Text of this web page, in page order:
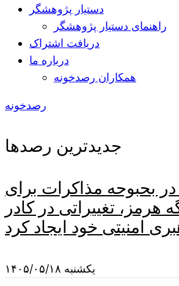
دستیار پژوهشگر
راهنمای دستیار پژوهشگر
دریافت اشتراک
درباره ما
همکاران رصدخونه
رصدخونه
جدیدترین رصدها
در بحبوحه مذاکرات برای
هرمز، تغییراتی در کادر
یکشنبه ۱۴۰۵/۰۵/۱۸